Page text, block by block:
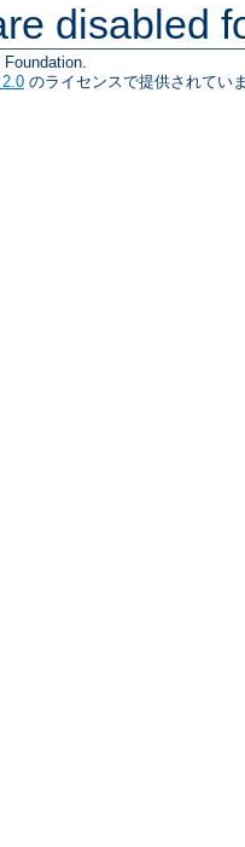
disabled
のライセンスで提供されてい